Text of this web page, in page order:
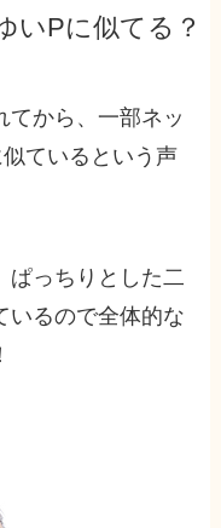
いPに似てる？
てから、一部ネッ
ているという声
ぱっちりとした二
いるので全体的な